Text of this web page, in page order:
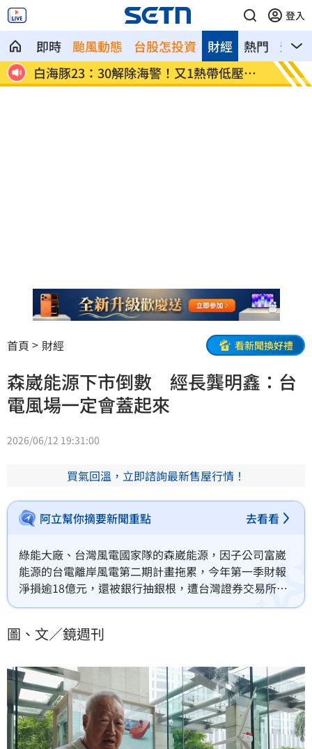
登入
即時 颱風動態 台股怎投資 熱門 影音
財經
生
《大賣空》本尊喊美股會崩盤！專家狠酸
了
婆家
幕
首頁 財經 看新聞換好禮
森崴能源下市倒數 經長龔明鑫：台
電風場一定會蓋起來
2026/06/12 19:31:00
買氣回溫，立即諮詢最新售屋行情！
阿立幫你摘要新聞重點 去看看
綠能大廠、台灣風電國家隊的森崴能源，因子公司富崴
能源的台電離岸風電第二期計畫拖累，今年第一季財報
淨損逾18億元，還被銀行抽銀根，遭台灣證券交易所自
6月23日起終止上市。經濟部長龔明鑫表示，台電目前
最後是一定會蓋起來。
圖、文／鏡週刊